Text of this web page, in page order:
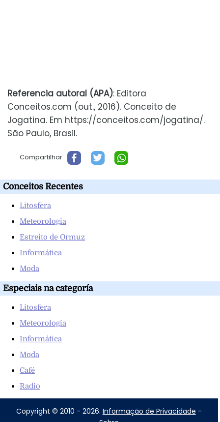
Referencia autoral (APA): Editora
Conceitos.com (out., 2016). Conceito de
Jogatina. Em https://conceitos.com/jogatina/.
São Paulo, Brasil.
Compartilhar
Conceitos Recentes
Litosfera
Meteorologia
Estreito de Ormuz
Informática
Moda
Especiais na categoría
Litosfera
Meteorologia
Informática
Moda
Café
Radio
Copyright © 2010 - 2026. Informação de Privacidade -